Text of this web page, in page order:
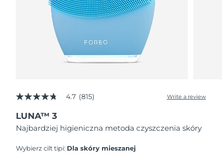
4.7
of
5
stars,
rating
4.7 (815) Write a review
LUNA™ 3
Najbardziej higieniczna metoda czyszczenia skóry
Wybierz cilt tipi: Dla skóry mieszanej